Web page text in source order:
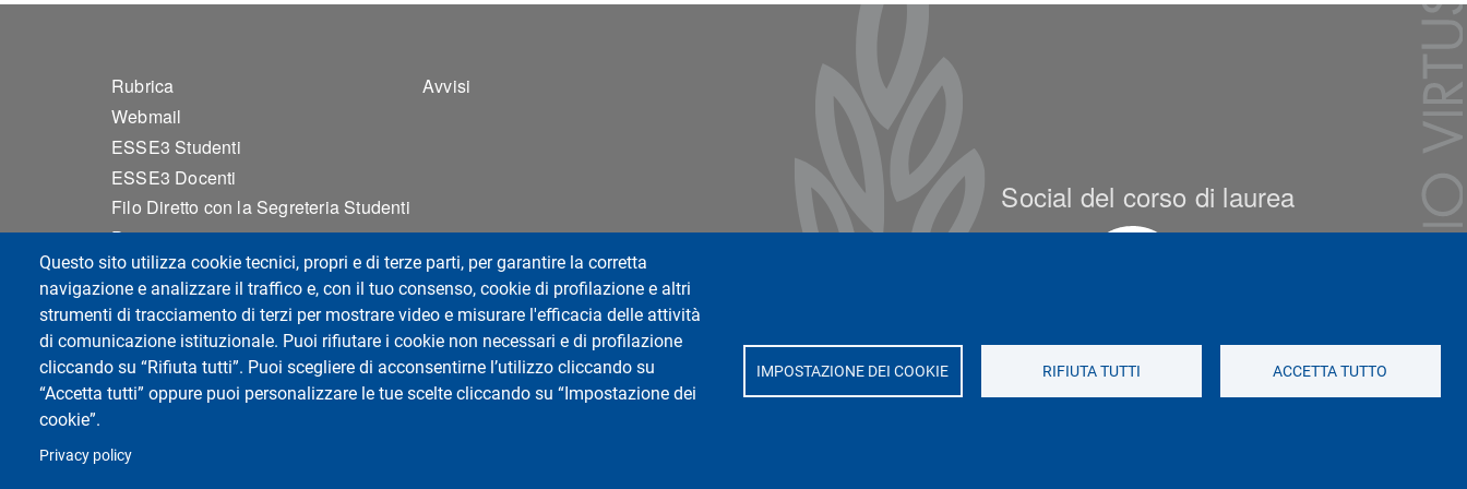
Questo sito utilizza cookie tecnici, propri e di terze parti, per garantire la corretta
navigazione e analizzare il traffico e, con il tuo consenso, cookie di profilazione e altri
strumenti di tracciamento di terzi per mostrare video e misurare l'efficacia delle attività
di comunicazione istituzionale. Puoi rifiutare i cookie non necessari e di profilazione
cliccando su “Rifiuta tutti”. Puoi scegliere di acconsentirne l’utilizzo cliccando su
“Accetta tutti” oppure puoi personalizzare le tue scelte cliccando su “Impostazione dei
cookie”.
Privacy policy
IMPOSTAZIONE DEI COOKIE RIFIUTA TUTTI ACCETTA TUTTO
Footer 1
Rubrica
Webmail
ESSE3 Studenti
ESSE3 Docenti
Filo Diretto con la Segreteria Studenti
Privacy
Accessibilità
Sitemap
Cookie settings
Footer 2
Avvisi
Social del corso di laurea
Via Adolfo Ferrata, 9, 27100 Pavia PV
Social di Ateneo